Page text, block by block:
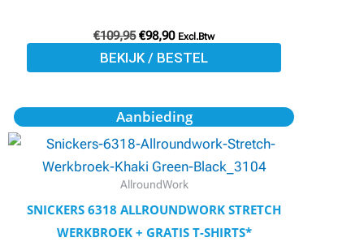
€109,95 €98,90 Excl.Btw
BEKIJK / BESTEL
worden
op
productpagina
Aanbieding
AllroundWork
SNICKERS 6318 ALLROUNDWORK STRETCH
WERKBROEK + GRATIS T-SHIRTS*
Oorspronkelijke
prijs
was:
€99,95.
Huidige
prijs
is:
€89,91.
Dit
product
heeft
meerdere
variaties.
Deze